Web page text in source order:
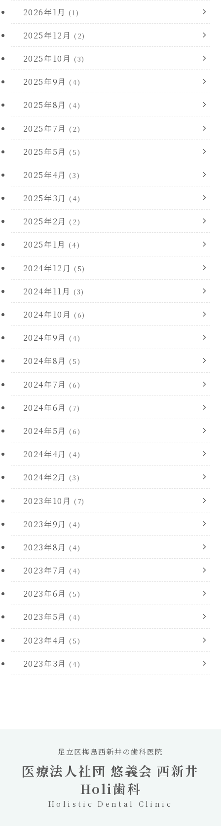
2026年1月 (1)
2025年12月 (2)
2025年10月 (3)
2025年9月 (4)
2025年8月 (4)
2025年7月 (2)
2025年5月 (5)
2025年4月 (3)
2025年3月 (4)
2025年2月 (2)
2025年1月 (4)
2024年12月 (5)
2024年11月 (3)
2024年10月 (6)
2024年9月 (4)
2024年8月 (5)
2024年7月 (6)
2024年6月 (7)
2024年5月 (6)
2024年4月 (4)
2024年2月 (3)
2023年10月 (7)
2023年9月 (4)
2023年8月 (4)
2023年7月 (4)
2023年6月 (5)
2023年5月 (4)
2023年4月 (5)
2023年3月 (4)
足立区梅島西新井の歯科医院
医療法人社団 悠義会 西新井
Holi歯科
Holistic Dental Clinic